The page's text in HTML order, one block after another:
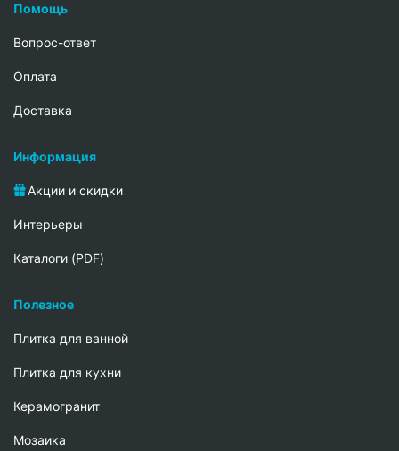
Помощь
Вопрос-ответ
Oплата
Доставка
Информация
Акции и скидки
Интерьеры
Каталоги (PDF)
Полезное
Плитка для ванной
Плитка для кухни
Керамогранит
Мозаика